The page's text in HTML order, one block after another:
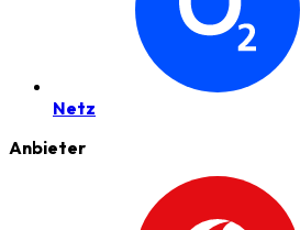
Netz
Anbieter